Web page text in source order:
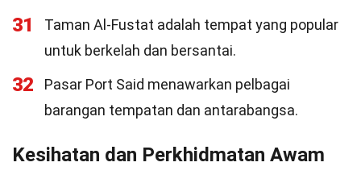
31
Taman Al-Fustat adalah tempat yang popular
untuk berkelah dan bersantai.
32
Pasar Port Said menawarkan pelbagai
barangan tempatan dan antarabangsa.
Kesihatan dan Perkhidmatan Awam